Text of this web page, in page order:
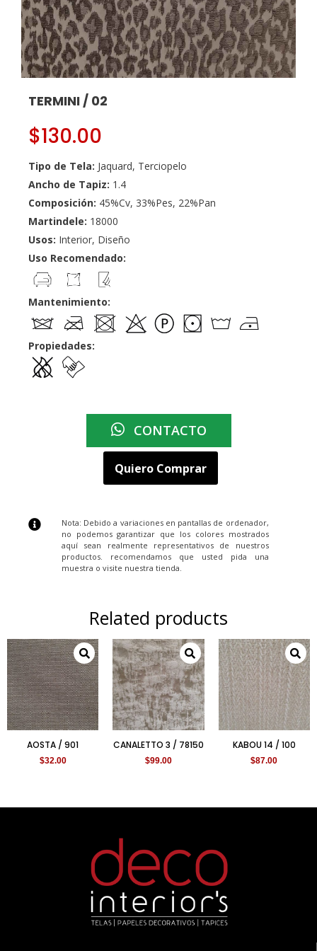
TERMINI / 02
$130.00
Tipo de Tela: Jaquard, Terciopelo
Ancho de Tapiz: 1.4
Composición: 45%Cv, 33%Pes, 22%Pan
Martindele: 18000
Usos: Interior, Diseño
Uso Recomendado:
Mantenimiento:
Propiedades:
CONTACTO
Quiero Comprar
Nota: Debido a variaciones en pantallas de ordenador,
no podemos garantizar que los colores mostrados
aquí sean realmente representativos de nuestros
productos. recomendamos que usted pida una
muestra o visite nuestra tienda.
Related products
AOSTA / 901
$32.00
CANALETTO 3 / 78150
$99.00
KABOU 14 / 100
$87.00